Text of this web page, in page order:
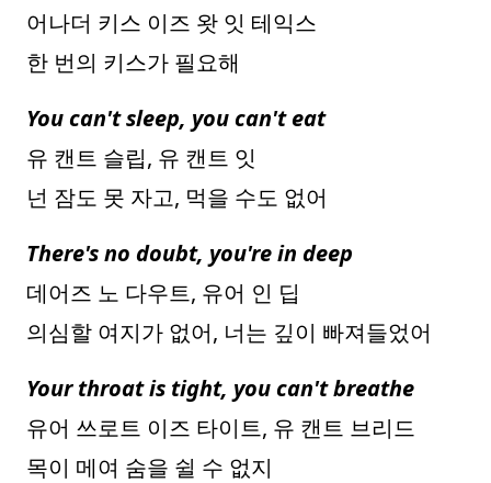
어나더 키스 이즈 왓 잇 테익스
한 번의 키스가 필요해
You can't sleep, you can't eat
유 캔트 슬립, 유 캔트 잇
넌 잠도 못 자고, 먹을 수도 없어
There's no doubt, you're in deep
데어즈 노 다우트, 유어 인 딥
의심할 여지가 없어, 너는 깊이 빠져들었어
Your throat is tight, you can't breathe
유어 쓰로트 이즈 타이트, 유 캔트 브리드
목이 메여 숨을 쉴 수 없지